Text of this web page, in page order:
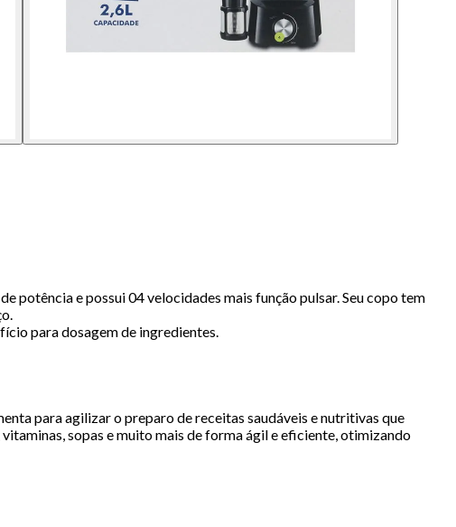
e possui 04 velocidades mais função pulsar. Seu copo tem
para dosagem de ingredientes.
para agilizar o preparo de receitas saudáveis e nutritivas que
sopas e muito mais de forma ágil e eficiente, otimizando